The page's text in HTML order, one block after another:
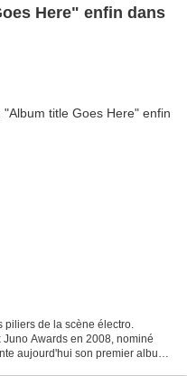
Here" enfin dans
piliers de la scène électro.
Awards en 2008, nominé
aujourd'hui son premier album